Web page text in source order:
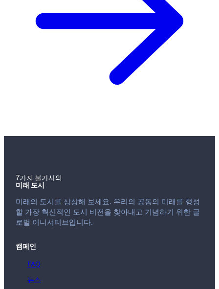
7가지 불가사의
미래 도시
미래의 도시를 상상해 보세요. 우리의 공동의 미래를 형성
할 가장 혁신적인 도시 비전을 찾아내고 기념하기 위한 글
로벌 이니셔티브입니다.
캠페인
FAQ
뉴스